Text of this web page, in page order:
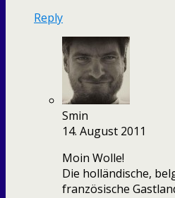
Reply
Smin
14. August 2011
Moin Wolle!
Die holländische,
französische